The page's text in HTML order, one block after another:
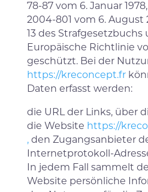
78-87 vom 6. Januar
2004-801 vom 6. August
13 des Strafgesetzbuchs
Europäische Richtlinie
geschützt. Bei der
https://kreconcept.fr
Daten erfasst werden:
die URL der Links, über
die Website https://
,den Zugangsanbieter
Internetprotokoll-
In jedem Fall sammelt
Website persönliche